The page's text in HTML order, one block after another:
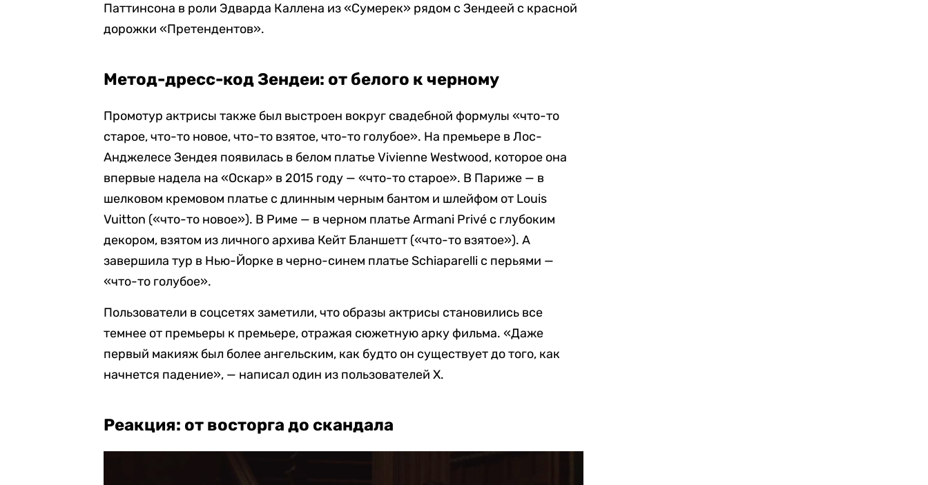
Паттинсона в роли Эдварда Каллена из «Сумерек» рядом с Зендеей с красной
дорожки «Претендентов».
Метод-дресс-код Зендеи: от белого к черному
Промотур актрисы также был выстроен вокруг свадебной формулы «что-то
старое, что-то новое, что-то взятое, что-то голубое». На премьере в Лос-
Анджелесе Зендея появилась в белом платье Vivienne Westwood, которое она
впервые надела на «Оскар» в 2015 году — «что-то старое». В Париже — в
шелковом кремовом платье с длинным черным бантом и шлейфом от Louis
Vuitton («что-то новое»). В Риме — в черном платье Armani Privé с глубоким
декором, взятом из личного архива Кейт Бланшетт («что-то взятое»). А
завершила тур в Нью-Йорке в черно-синем платье Schiaparelli с перьями —
«что-то голубое».
Пользователи в соцсетях заметили, что образы актрисы становились все
темнее от премьеры к премьере, отражая сюжетную арку фильма. «Даже
первый макияж был более ангельским, как будто он существует до того, как
начнется падение», — написал один из пользователей X.
Реакция: от восторга до скандала